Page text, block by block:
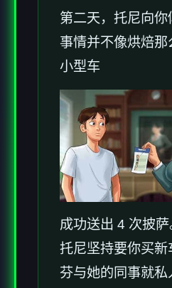
第二天，托尼向
事情并不像烘焙那
小型车
成功送出 4 次披萨
托尼坚持要你买
芬与她的同事就